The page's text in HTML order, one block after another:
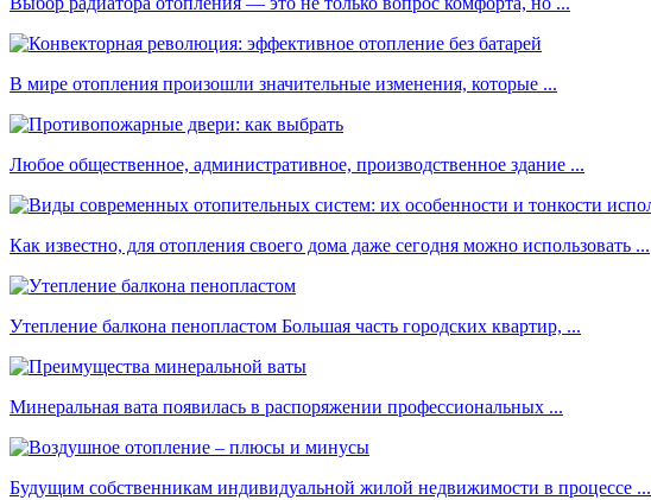
В мире отопления произошли значительные изменения, которые ...
Любое общественное, административное, производственное здание ...
Как известно, для отопления своего дома даже сегодня можно использовать ...
Утепление балкона пенопластом Большая часть городских квартир, ...
Минеральная вата появилась в распоряжении профессиональных ...
Будущим собственникам индивидуальной жилой недвижимости в процессе ...